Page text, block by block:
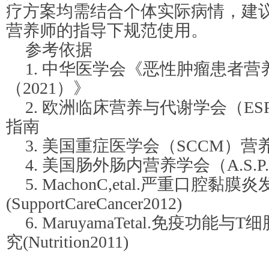
疗方案均需结合个体实际病情，建
营养师的指导下规范使用。
参考依据
1. 中华医学会《恶性肿瘤患者营
（2021）》
2. 欧洲临床营养与代谢学会（
指南
3. 美国重症医学会（SCCM）营
4. 美国肠外肠内营养学会（
5. MachonC,etal.严重口腔黏膜
(SupportCareCancer2012)
6. MaruyamaTetal.免疫功能与T
究(Nutrition2011)